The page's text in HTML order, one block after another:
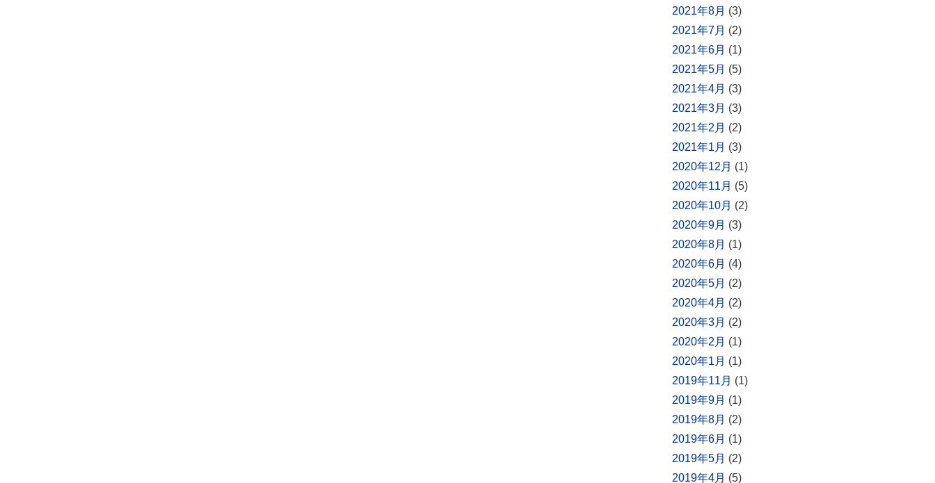
2021年8月 (3)
2021年7月 (2)
2021年6月 (1)
2021年5月 (5)
2021年4月 (3)
2021年3月 (3)
2021年2月 (2)
2021年1月 (3)
2020年12月 (1)
2020年11月 (5)
2020年10月 (2)
2020年9月 (3)
2020年8月 (1)
2020年6月 (4)
2020年5月 (2)
2020年4月 (2)
2020年3月 (2)
2020年2月 (1)
2020年1月 (1)
2019年11月 (1)
2019年9月 (1)
2019年8月 (2)
2019年6月 (1)
2019年5月 (2)
2019年4月 (5)